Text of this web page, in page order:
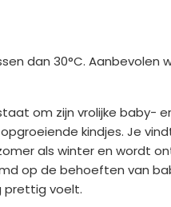
dan 30°C.
om zijn vrolijke
kindjes. Je
als winter en
op de behoeften van
prettig voelt.